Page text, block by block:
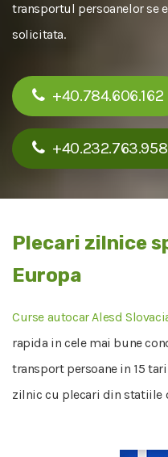
transportul persoanelor se
solicitata.
+40.784.606.162
+40.232.763.958
Plecari zilnice
Europa
Curse autocar Alesd
rapida in cele mai bune
transport persoane in 15
zilnic cu plecari din statiile